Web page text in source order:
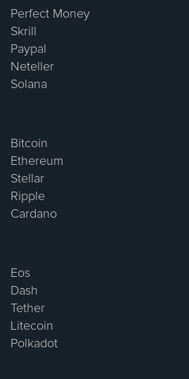
Perfect Money
Skrill
Paypal
Neteller
Solana
Bitcoin
Ethereum
Stellar
Ripple
Cardano
Eos
Dash
Tether
Litecoin
Polkadot